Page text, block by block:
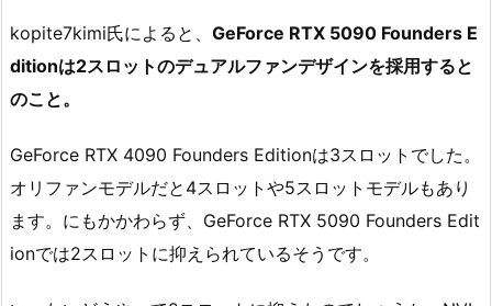
kopite7kimi氏によると、 GeForce RTX 5090 Founders E
ditionは2スロットのデュアルファンデザインを採用すると
のこと。
GeForce RTX 4090 Founders Editionは3スロットでした。
オリファンモデルだと4スロットや5スロットモデルもあり
ます。にもかかわらず、GeForce RTX 5090 Founders Edit
ionでは2スロットに抑えられているそうです。